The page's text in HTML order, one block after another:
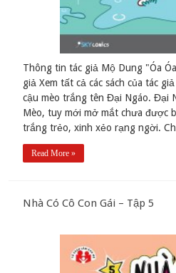
Thông tin tác giả Mộ Dung "Óa
giả Xem tất cả các sách của tác
cậu mèo trắng tên Đại Ngáo. Đại
Mèo, tuy mới mở mắt chưa được
trắng trẻo, xinh xẻo rạng ngời.
Read More »
Nhà Có Cô Con Gái – Tập 5